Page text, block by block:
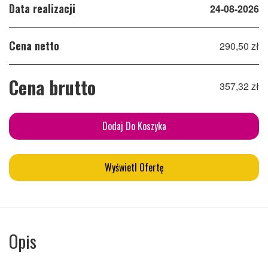
Data realizacji 24-08-2026
Cena netto 290,50 zł
Cena brutto 357,32 zł
Dodaj Do Koszyka
Wyświetl Ofertę
Opis